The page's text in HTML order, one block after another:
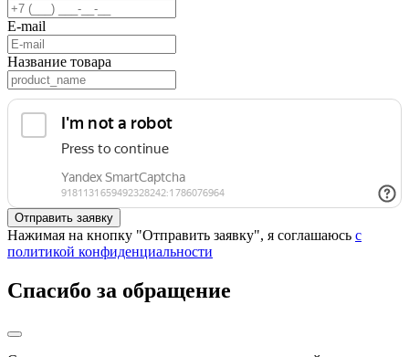
E-mail
Название товара
Нажимая на кнопку "Отправить заявку", я соглашаюсь с
политикой конфиденциальности
Спасибо за обращение